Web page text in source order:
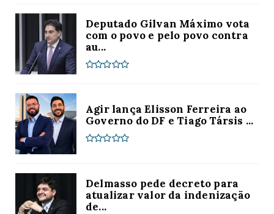
Deputado Gilvan Máximo vota
com o povo e pelo povo contra
au...
Agir lança Elisson Ferreira ao
Governo do DF e Tiago Társis ...
Delmasso pede decreto para
atualizar valor da indenização
de...